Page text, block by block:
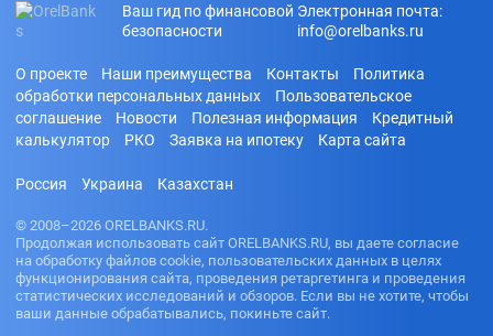
Ваш гид по финансовой
безопасности
Электронная почта:
info@orelbanks.ru
О проекте Наши преимущества Контакты
Политика
обработки персональных данных
Пользовательское
соглашение
Новости Полезная информация
Кредитный
калькулятор
РКО Заявка на ипотеку Карта сайта
Россия Украина Казахстан
© 2008–2026 ORELBANKS.RU.
Продолжая использовать сайт ORELBANKS.RU, вы даете согласие
на обработку файлов cookie, пользовательских данных в целях
функционирования сайта, проведения ретаргетинга и проведения
статистических исследований и обзоров. Если вы не хотите, чтобы
ваши данные обрабатывались, покиньте сайт.